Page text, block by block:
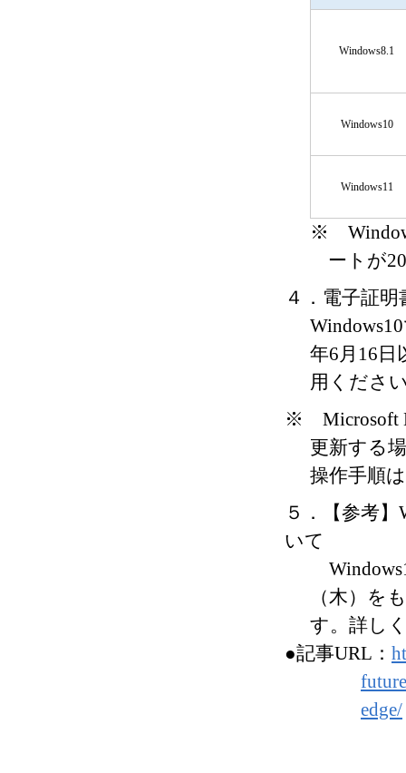
Windows8.1
Windows10
Windows11
※
ートが
４．電子証
年6月16日
用くださ
※ Microsoft
更新する
操作手順
５．【参考
いて
（木）を
す。詳し
●記事URL：
edge/